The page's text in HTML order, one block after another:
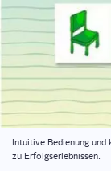
Intui­ti­ve Bedie­nung und
zu Erfolgserlebnissen.